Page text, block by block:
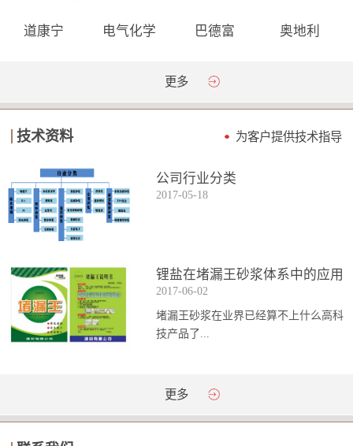
道康宁 电气化学 巴德富 奥地利
更多
技术资料 为客户提供技术指导
公司行业分类
2017-05-18
锂盐在堵漏王砂浆体系中的应用
2017-06-02
堵漏王砂浆在业界已经算不上什么高科
技产品了...
。简单来说它就是一种能够迅速凝固的
通砂浆的强...
更多